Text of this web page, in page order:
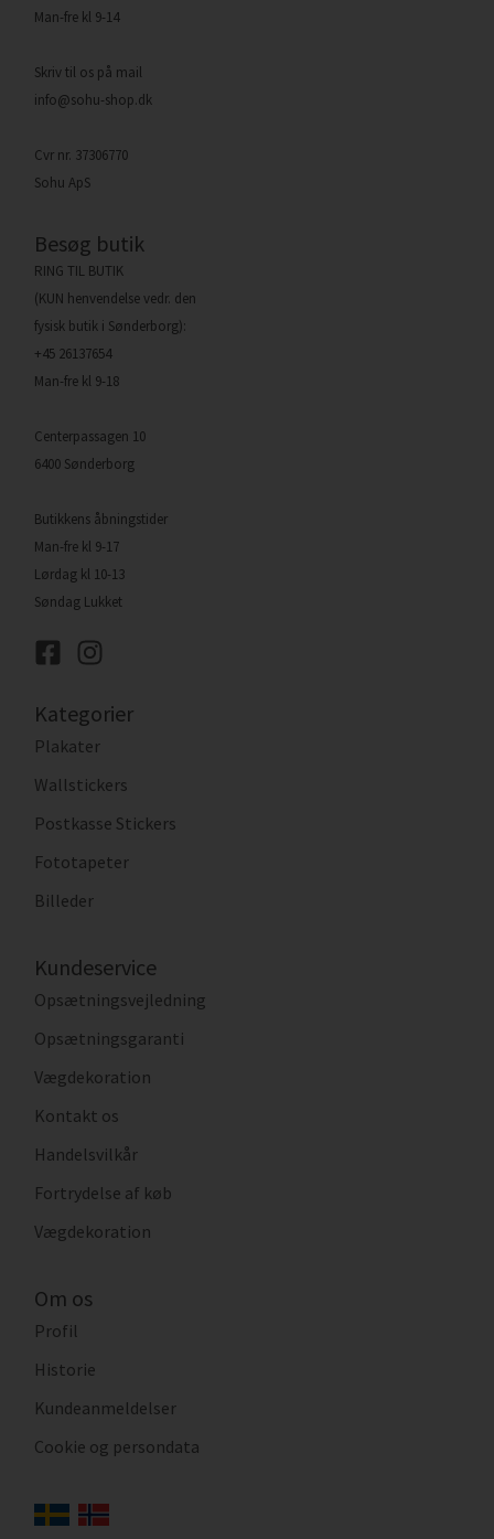
Man-fre kl 9-14
Skriv til os på mail
info@sohu-shop.dk
Cvr nr. 37306770
Sohu ApS
Besøg butik
RING TIL BUTIK
(KUN henvendelse vedr. den
fysisk butik i Sønderborg):
+45 26137654
Man-fre kl 9-18
Centerpassagen 10
6400 Sønderborg
Butikkens åbningstider
Man-fre kl 9-17
Lørdag kl 10-13
Søndag Lukket
Kategorier
Plakater
Wallstickers
Postkasse Stickers
Fototapeter
Billeder
Kundeservice
Opsætningsvejledning
Opsætningsgaranti
Vægdekoration
Kontakt os
Handelsvilkår
Fortrydelse af køb
Vægdekoration
Om os
Profil
Historie
Kundeanmeldelser
Cookie og persondata